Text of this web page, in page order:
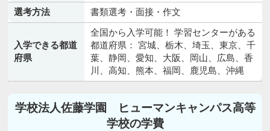
選考方法
書類選考・面接・作文
入学できる都道
府県
全国から入学可能！ 学習センターがある
都道府県： 宮城、栃木、埼玉、東京、千
葉、静岡、愛知、大阪、岡山、広島、香
川、高知、熊本、福岡、鹿児島、沖縄
学校法人佐藤学園 ヒューマンキャンパス高等
学校の学費